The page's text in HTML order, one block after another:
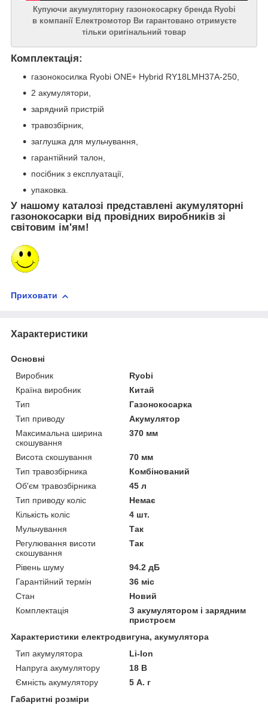
Купуючи акумуляторну газонокосарку бренда Ryobi
в компанії Електромотор Ви гарантовано отримуєте
тільки оригінальний товар
Комплектація:
газонокосилка Ryobi ONE+ Hybrid RY18LMH37A-250,
2 акумулятори,
зарядний пристрій
травозбірник,
заглушка для мульчування,
гарантійний талон,
посібник з експлуатації,
упаковка.
У нашому каталозі представлені акумуляторні
газонокосарки від провідних виробників зі
світовим ім'ям!
Приховати
Характеристики
Основні
Виробник
Ryobi
Країна виробник
Китай
Тип
Газонокосарка
Тип приводу
Акумулятор
Максимальна ширина
скошування
370 мм
Висота скошування
70 мм
Тип травозбірника
Комбінований
Об'єм травозбірника
45 л
Тип приводу коліс
Немає
Кількість коліс
4 шт.
Мульчування
Так
Регулювання висоти
скошування
Так
Рівень шуму
94.2 дБ
Гарантійний термін
36 міс
Стан
Новий
Комплектація
З акумулятором і зарядним
пристроєм
Характеристики електродвигуна, акумулятора
Тип акумулятора
Li-Ion
Напруга акумулятору
18 В
Ємність акумулятору
5 А. г
Габаритні розміри